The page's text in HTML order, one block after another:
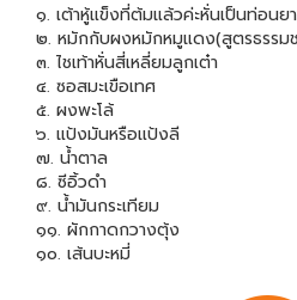
๑. เต้าหู้แข็งที่ต้มแล้วค่ะหั่นเป็นท่อนย
๒. หมักกับผงหมักหมูแดง(สูตรธรรมช
๓. ไชเท้าหั่นสี่เหลี่ยมลูกเต๋า
๔. ซอสมะเขือเทศ
๕. ผงพะโล้
๖. แป้งมันหรือแป้งลี
๗. น้ำตาล
๘. ซีอิ้วดำ
๙. น้ำมันกระเทียม
๑๑. ผักกาดกวางตุ้ง
๑๐. เส้นบะหมี่